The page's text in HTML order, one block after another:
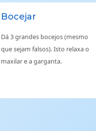
Bocejar
Dá 3 grandes bocejos (mesmo
que sejam falsos). Isto relaxa o
maxilar e a garganta.